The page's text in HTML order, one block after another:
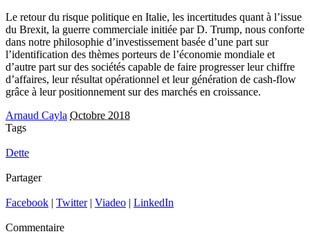
Le retour du risque politique en Italie, les incertitudes quant à l’issue
du Brexit, la guerre commerciale initiée par D. Trump, nous conforte
dans notre philosophie d’investissement basée d’une part sur
l’identification des thèmes porteurs de l’économie mondiale et
d’autre part sur des sociétés capable de faire progresser leur chiffre
d’affaires, leur résultat opérationnel et leur génération de cash-flow
grâce à leur positionnement sur des marchés en croissance.
Arnaud Cayla Octobre 2018
Tags
Dette
Partager
Facebook | Twitter| Viadeo | LinkedIn
Commentaire